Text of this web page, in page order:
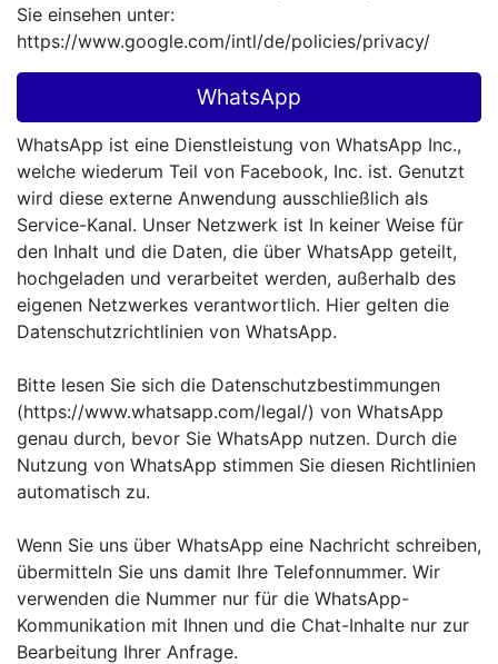
Sie einsehen unter:
https://www.google.com/intl/de/policies/privacy/
WhatsApp
WhatsApp ist eine Dienstleistung von WhatsApp Inc.,
welche wiederum Teil von Facebook, Inc. ist. Genutzt
wird diese externe Anwendung ausschließlich als
Service-Kanal. Unser Netzwerk ist In keiner Weise für
den Inhalt und die Daten, die über WhatsApp geteilt,
hochgeladen und verarbeitet werden, außerhalb des
eigenen Netzwerkes verantwortlich. Hier gelten die
Datenschutzrichtlinien von WhatsApp.
Bitte lesen Sie sich die Datenschutzbestimmungen
(https://www.whatsapp.com/legal/) von WhatsApp
genau durch, bevor Sie WhatsApp nutzen. Durch die
Nutzung von WhatsApp stimmen Sie diesen Richtlinien
automatisch zu.
Wenn Sie uns über WhatsApp eine Nachricht schreiben,
übermitteln Sie uns damit Ihre Telefonnummer. Wir
verwenden die Nummer nur für die WhatsApp-
Kommunikation mit Ihnen und die Chat-Inhalte nur zur
Bearbeitung Ihrer Anfrage.